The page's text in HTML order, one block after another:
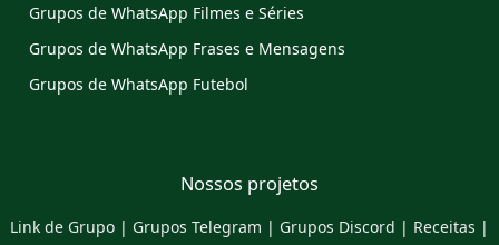
Grupos de WhatsApp Filmes e Séries
Grupos de WhatsApp Frases e Mensagens
Grupos de WhatsApp Futebol
Nossos projetos
Link de Grupo | Grupos Telegram | Grupos Discord | Receitas |